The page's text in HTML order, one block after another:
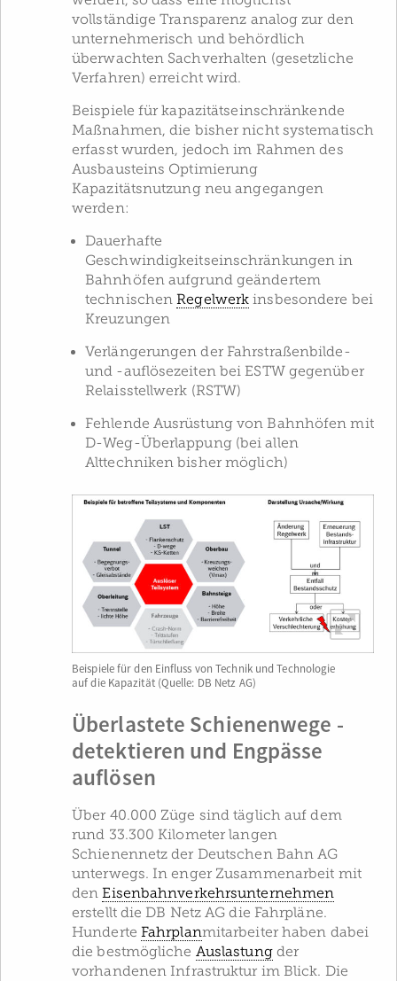
vollständige Transparenz analog zur den
unternehmerisch und behördlich
überwachten Sachverhalten (gesetzliche
Verfahren) erreicht wird.
Beispiele für kapazitätseinschränkende
Maßnahmen, die bisher nicht systematisch
erfasst wurden, jedoch im Rahmen des
Ausbausteins Optimierung
Kapazitätsnutzung neu angegangen
werden:
Dauerhafte
Geschwindigkeitseinschränkungen in
Bahnhöfen aufgrund geändertem
technischenRegelwerk insbesondere bei
Kreuzungen
Verlängerungen der Fahrstraßenbilde-
und -auflösezeiten bei ESTW gegenüber
Relaisstellwerk (RSTW)
Fehlende Ausrüstung von Bahnhöfen mit
D-Weg-Überlappung (bei allen
Alttechniken bisher möglich)
Beispiele für den Einfluss von Technik und Technologie
auf die Kapazität (Quelle: DB Netz AG)
Überlastete Schienenwege ­
detektieren und Engpässe
auflösen
Über 40.000 Züge sind täglich auf dem
rund 33.300 Kilometer langen
Schienennetz der Deutschen Bahn AG
unterwegs. In enger Zusammenarbeit mit
denEisenbahnverkehrsunternehmen
erstellt die DB Netz AG die Fahrpläne.
Hunderte Fahrplan­mitarbeiter haben dabei
die bestmögliche Auslastungder
vorhandenen Infrastruktur im Blick. Die